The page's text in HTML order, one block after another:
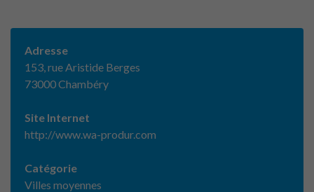
Adresse
153, rue Aristide Berges
73000 Chambéry
Site Internet
http://www.wa-produr.com
Catégorie
Villes moyennes